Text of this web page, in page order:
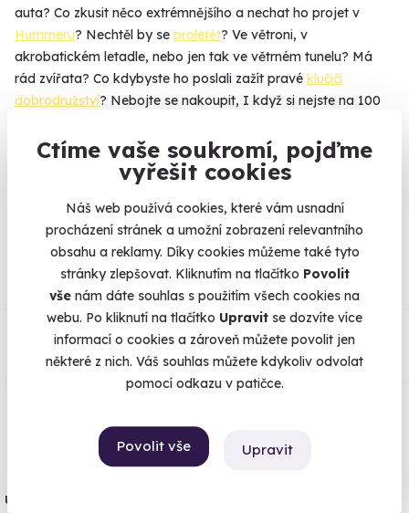
Ctíme vaše soukromí, pojďme
vyřešit cookies
Náš web používá cookies, které vám usnadní
procházení stránek a umožní zobrazení relevantního
obsahu a reklamy. Díky cookies můžeme také tyto
stránky zlepšovat. Kliknutím na tlačítko Povolit
vše nám dáte souhlas s použitím všech cookies na
webu. Po kliknutí na tlačítko Upravit se dozvíte více
informací o cookies a zároveň můžete povolit jen
některé z nich. Váš souhlas můžete kdykoliv odvolat
pomocí odkazu v patičce.
Povolit vše Upravit
auta? Co zkusit něco extrémnějšího a nechat ho projet v
Hummeru? Nechtěl by se proletět? Ve větroni, v
akrobatickém letadle, nebo jen tak ve větrném tunelu? Má
rád zvířata? Co kdybyste ho poslali zažít pravé klučičí
dobrodružství? Nebojte se nakoupit, I když si nejste na 100
gusta.
Naheureka.czmáme
96% spokojenost zákazníků.
Co si o nás myslí
Zobraz ohlasy
Vše umíme pojistit
Jeden nikdy neví. Máme nejvyšší
úrazové pojištění z nabídky zážitkových